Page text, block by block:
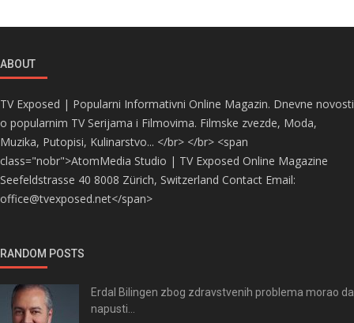
ABOUT
TV Exposed | Popularni Informativni Online Magazin. Dnevne novosti
o popularnim TV Serijama i Filmovima. Filmske zvezde, Moda,
Muzika, Putopisi, Kulinarstvo... </br> </br> <span
class="nobr">AtomMedia Studio | TV Exposed Online Magazine
Seefeldstrasse 40 8008 Zürich, Switzerland Contact Email:
office@tvexposed.net</span>
RANDOM POSTS
Erdal Bilingen zbog zdravstvenih problema morao da
napusti...